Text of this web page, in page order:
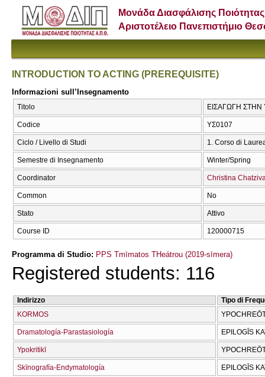
Μονάδα Διασφάλισης Ποιότητας
Αριστοτέλειο Πανεπιστήμιο
INTRODUCTION TO ACTING (PREREQUISITE)
Informazioni sull’Insegnamento
Titolo ΕΙΣΑΓΩΓΗ ΣΤΗΝ
Codice ΥΣ0107
Ciclo / Livello di Studi 1. Corso di
Semestre di Insegnamento Winter/Spring
Coordinator Christina
Common No
Stato Attivo
Course ID 120000715
Programma di Studio: PPS Tmīmatos THeátrou (2019-sīmera)
Registered students: 116
Indirizzo
Tipo di
KORMOS
Dramatología-Parastasiología EPILOGĪS
Ypokritikī
Skīnografía-Endymatología EPILOGĪS